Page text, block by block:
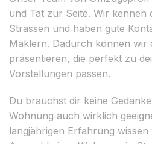
und Tat zur Seite. Wir kennen
Strassen und haben gute
Maklern. Dadurch können wir
präsentieren, die perfekt zu
Vorstellungen passen.
Du brauchst dir keine
Wohnung auch wirklich
langjährigen Erfahrung